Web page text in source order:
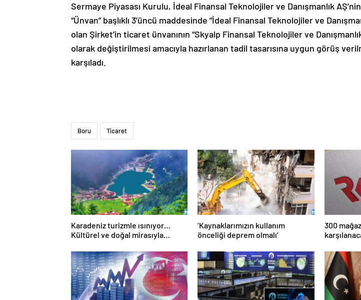
Sermaye Piyasası Kurulu, İdeal Finansal Teknolojiler ve Danışmanlık
“Ünvan” başlıklı 3’üncü maddesinde “İdeal Finansal Teknolojiler ve
olan Şirket’in ticaret ünvanının “Skyalp Finansal Teknolojiler ve
olarak değiştirilmesi amacıyla hazırlanan tadil tasarısına uygun görüş
karşıladı.
Boru Ticaret
Karadeniz turizmle ısınıyor…
Kültürel ve doğal mirasıyla
gözdesi konumunda
‘Kaynaklarımızın kullanım
önceliği deprem olmalı’
300